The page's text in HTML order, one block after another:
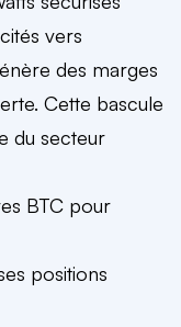
vers
des marges
Cette bascule
du secteur
BTC pour
positions